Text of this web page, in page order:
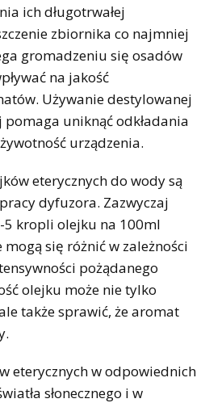
ich długotrwałej
zbiornika co najmniej
gromadzeniu się osadów
na jakość
Używanie destylowanej
uniknąć odkładania
urządzenia.
eterycznych do wody są
dyfuzora. Zazwyczaj
5 kropli olejku na 100ml
się różnić w zależności
pożądanego
olejku może nie tylko
także sprawić, że aromat
eterycznych w odpowiednich
słonecznego i w